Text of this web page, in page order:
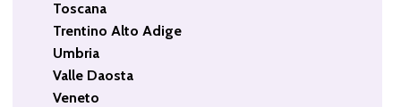
Toscana
Trentino Alto Adige
Umbria
Valle Daosta
Veneto